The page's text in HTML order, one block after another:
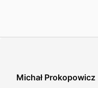
Michał Prokopowicz